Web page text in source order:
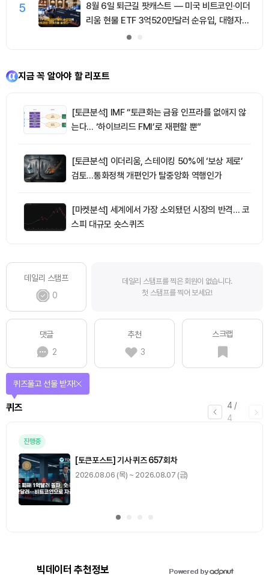
5
8월 6일 퇴근길 팟캐스트 — 미국 비트코인·이더
리움 현물 ETF 3억520만달러 순유입, 대형자산
지금 꼭 알아야 할 리포트
[토큰분석] IMF “토큰화는 금융 인프라를 없애지 않
는다… ‘하이브리드 FMI’로 재편할 뿐”
[토큰분석] 이더리움, 스테이킹 50%에 ‘보상 제로’
검토…통화정책 개편인가 탈중앙화 역행인가
[마켓분석] 세계에서 가장 소외됐던 시장의 반격… 코
스피 대규모 숏스퀴즈
데일리 스탬프
0
데일리 스탬프를 찍은 회원이 없습니다.
첫 스탬프를 찍어 보세요!
댓글
2
추천
3
스크랩
4 /
4
퀴즈
퀴즈풀고 선물 받자!
진행중
[토큰포스트] 기사 퀴즈 657회차
2026.08.06 (목) ~ 2026.08.07 (금)
빅데이터 추천정보